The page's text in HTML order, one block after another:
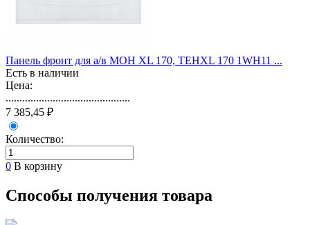
Панель фронт для а/в МОН XL 170, ТЕНXL 170 1WH11 ...
Есть в наличии
Цена:
.............................................
7 385,45 ₽
Количество:
0 В корзину
Способы получения товара